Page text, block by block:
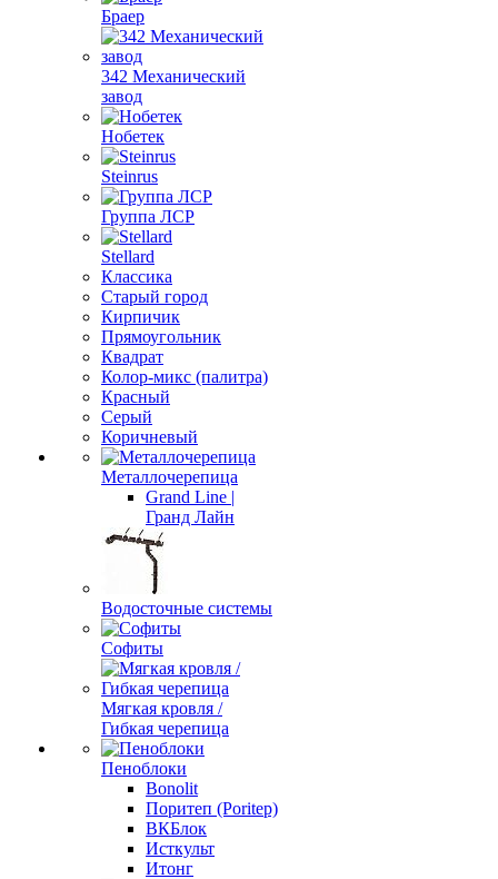
Браер
342 Механический
завод
Нобетек
Steinrus
Группа ЛСР
Stellard
Классика
Старый город
Кирпичик
Прямоугольник
Квадрат
Колор-микс (палитра)
Красный
Серый
Коричневый
Металлочерепица
Grand Line |
Гранд Лайн
Водосточные системы
Софиты
Мягкая кровля /
Гибкая черепица
Пеноблоки
Bonolit
Поритеп (Poritep)
ВКБлок
Исткульт
Итонг